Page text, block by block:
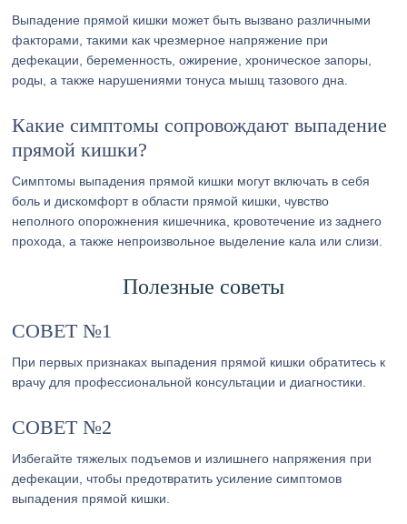
Выпадение прямой кишки может быть вызвано различными
факторами, такими как чрезмерное напряжение при
дефекации, беременность, ожирение, хроническое запоры,
роды, а также нарушениями тонуса мышц тазового дна.
Какие симптомы сопровождают выпадение
прямой кишки?
Симптомы выпадения прямой кишки могут включать в себя
боль и дискомфорт в области прямой кишки, чувство
неполного опорожнения кишечника, кровотечение из заднего
прохода, а также непроизвольное выделение кала или слизи.
Полезные советы
СОВЕТ №1
При первых признаках выпадения прямой кишки обратитесь к
врачу для профессиональной консультации и диагностики.
СОВЕТ №2
Избегайте тяжелых подъемов и излишнего напряжения при
дефекации, чтобы предотвратить усиление симптомов
выпадения прямой кишки.